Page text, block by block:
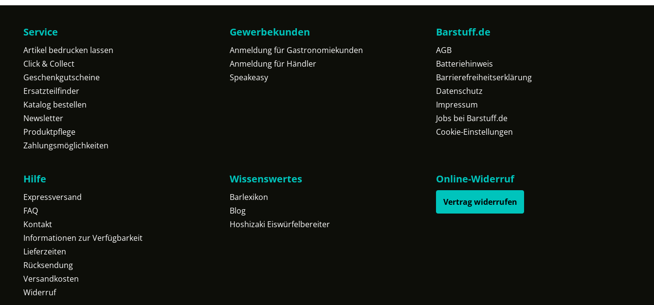
Service
Artikel bedrucken lassen
Click & Collect
Geschenkgutscheine
Ersatzteilfinder
Katalog bestellen
Newsletter
Produktpflege
Zahlungsmöglichkeiten
Gewerbekunden
Anmeldung für Gastronomiekunden
Anmeldung für Händler
Speakeasy
Barstuff.de
AGB
Batteriehinweis
Barrierefreiheitserklärung
Datenschutz
Impressum
Jobs bei Barstuff.de
Cookie-Einstellungen
Hilfe
Expressversand
FAQ
Kontakt
Informationen zur Verfügbarkeit
Lieferzeiten
Rücksendung
Versandkosten
Widerruf
Wissenswertes
Barlexikon
Blog
Hoshizaki Eiswürfelbereiter
Online-Widerruf
Vertrag widerrufen